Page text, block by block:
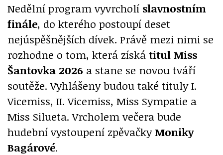
Nedělní program vyvrcholí slavnostním
finále, do kterého postoupí deset
nejúspěšnějších dívek. Právě mezi nimi se
rozhodne o tom, která získá titul Miss
Šantovka 2026 a stane se novou tváří
soutěže. Vyhlášeny budou také tituly I.
Vicemiss, II. Vicemiss, Miss Sympatie a
Miss Silueta. Vrcholem večera bude
hudební vystoupení zpěvačkyMoniky
Bagárové.